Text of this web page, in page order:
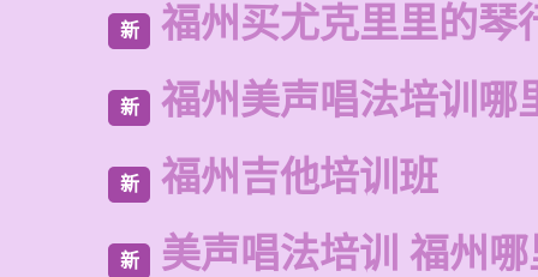
新 福州买尤克里里的琴
新 福州美声唱法培训哪
新 福州吉他培训班
新 美声唱法培训 福州